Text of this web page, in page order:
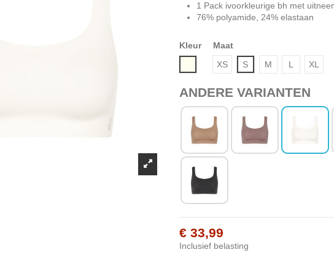
1 Pack ivoorkleurige bh met
76% polyamide, 24% elastaan
Kleur
Maat
XS
S M L XL
ANDERE VARIANTEN
€ 33,99
Inclusief belasting